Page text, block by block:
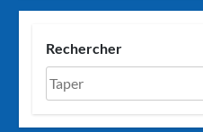
Rechercher